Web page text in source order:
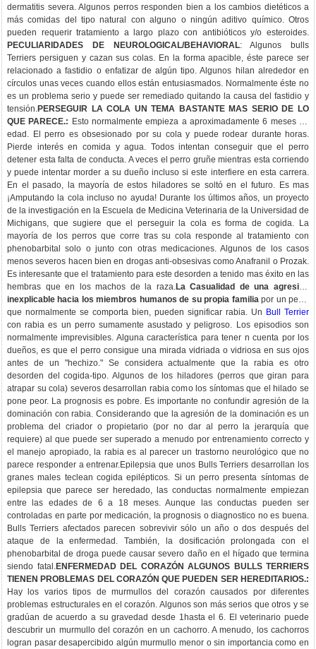
dermatitis severa. Algunos perros responden bien a los cambios dietéticos a
más comidas del tipo natural con alguno o ningún aditivo químico. Otros
pueden requerir tratamiento a largo plazo con antibióticos y/o esteroides.
PECULIARIDADES DE NEUROLOGICAL/BEHAVIORAL: Algunos bulls
Terriers persiguen y cazan sus colas. En la forma apacible, éste parece ser
relacionado a fastidio o enfatizar de algún tipo. Algunos hilan alrededor en
círculos unas veces cuando ellos están entusiasmados. Normalmente éste no
es un problema serio y puede ser remediado quitando la causa del fastidio y
tensión.PERSEGUIR LA COLA UN TEMA BASTANTE MAS SERIO DE LO
QUE PARECE.: Esto normalmente empieza a aproximadamente 6 meses de
edad. El perro es obsesionado por su cola y puede rodear durante horas.
Pierde interés en comida y agua. Todos intentan conseguir que el perro
detener esta falta de conducta. A veces el perro gruñe mientras esta corriendo
y puede intentar morder a su dueño incluso si este interfiere en esta carrera.
En el pasado, la mayoría de estos hiladores se soltó en el futuro. Es mas
¡Amputando la cola incluso no ayuda! Durante los últimos años, un proyecto
de la investigación en la Escuela de Medicina Veterinaria de la Universidad de
Michigans, que sugiere que el perseguir la cola es forma de cogida. La
mayoría de los perros que corre tras su cola responde al tratamiento con
phenobarbital solo o junto con otras medicaciones. Algunos de los casos
menos severos hacen bien en drogas anti-obsesivas como Anafranil o Prozak.
Es interesante que el tratamiento para este desorden a tenido mas éxito en las
hembras que en los machos de la raza.La Casualidad de una agresión
inexplicable hacia los miembros humanos de su propia familiapor un perro
que normalmente se comporta bien, pueden significar rabia. Un Bull Terrier
con rabia es un perro sumamente asustado y peligroso. Los episodios son
normalmente imprevisibles. Alguna característica para tener n cuenta por los
dueños, es que el perro consigue una mirada vidriada o vidriosa en sus ojos
antes de un "hechizo." Se considera actualmente que la rabia es otro
desorden del cogida-tipo. Algunos de los hiladores (perros que giran para
atrapar su cola) severos desarrollan rabia como los síntomas que el hilado se
pone peor. La prognosis es pobre. Es importante no confundir agresión de la
dominación con rabia. Considerando que la agresión de la dominación es un
problema del criador o propietario (por no dar al perro la jerarquía que
requiere) al que puede ser superado a menudo por entrenamiento correcto y
el manejo apropiado, la rabia es al parecer un trastorno neurológico que no
parece responder a entrenar.Epilepsia que unos Bulls Terriers desarrollan los
granes males teclean cogida epilépticos. Si un perro presenta síntomas de
epilepsia que parece ser heredado, las conductas normalmente empiezan
entre las edades de 6 a 18 meses. Aunque las conductas pueden ser
controladas en parte por medicación, la prognosis o diagnostico no es buena.
Bulls Terriers afectados parecen sobrevivir sólo un año o dos después del
ataque de la enfermedad. También, la dosificación prolongada con el
phenobarbital de droga puede causar severo daño en el hígado que termina
siendo fatal.ENFERMEDAD DEL CORAZÓN ALGUNOS BULLS TERRIERS
TIENEN PROBLEMAS DEL CORAZÓN QUE PUEDEN SER HEREDITARIOS.:
Hay los varios tipos de murmullos del corazón causados por diferentes
problemas estructurales en el corazón. Algunos son más serios que otros y se
gradúan de acuerdo a su gravedad desde 1hasta el 6. El veterinario puede
descubrir un murmullo del corazón en un cachorro. A menudo, los cachorros
logran pasar desapercibido algún murmullo menor o sin importancia como en